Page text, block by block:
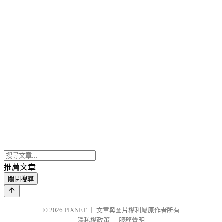
推薦文章
關閉搜尋
© 2026 PIXNET
文章與圖片權利屬原作者所有
隱私權政策
服務聲明